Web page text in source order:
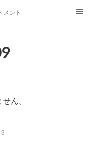
ントMenu
ん。
3